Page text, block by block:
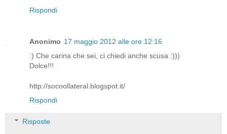
Rispondi
Anonimo 17 maggio 2012 alle ore 12:16
:) Che carina che sei, ci chiedi anche scusa :)))
Dolce!!!
http://socoollateral.blogspot.it/
Rispondi
Risposte